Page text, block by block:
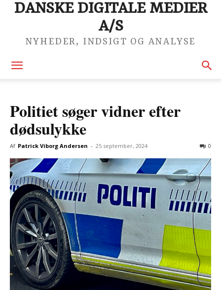
DANSKE DIGITALE MEDIER
A/S
NYHEDER, INDSIGT OG ANALYSE
Politiet søger vidner efter
dødsulykke
Af Patrick Viborg Andersen - 25 september, 2024 0